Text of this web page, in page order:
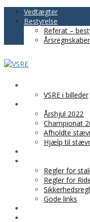
Vedtægter
Bestyrelse
Referat –
Årsregnskaber
VSRE i billeder
Årshjul 2022
Championat
Afholdte
Hjælp til
Regler for
Regler for
Gode links